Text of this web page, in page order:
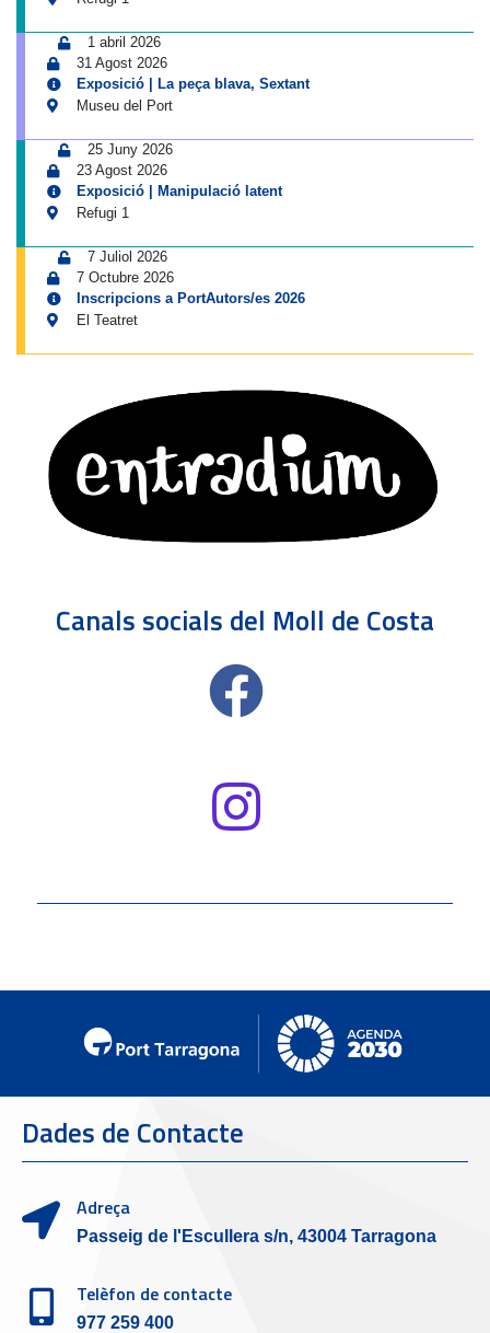
1 abril 2026
31 Agost 2026
Exposició | La peça blava, Sextant
Museu del Port
25 Juny 2026
23 Agost 2026
Exposició | Manipulació latent
Refugi 1
7 Juliol 2026
7 Octubre 2026
Inscripcions a PortAutors/es 2026
El Teatret
Canals socials del Moll de Costa
Dades de Contacte
Adreça
Passeig de l'Escullera s/n, 43004 Tarragona
Telèfon de contacte
977 259 400